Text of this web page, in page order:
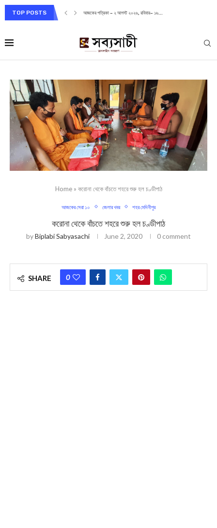
TOP POSTS আজকের পত্রিকা – ২ আগস্ট ২০২৬, রবিবার– ১৬...
Home» করোনা থেকে বাঁচতে শহরে শুরু হল চণ্ডীপাঠ
আজকের সেরা ১০ জেলার খবর শহর মেদিনীপুর
করোনা থেকে বাঁচতে শহরে শুরু হল চণ্ডীপাঠ
byBiplabi Sabyasachi June 2, 2020 0 comment
SHARE 0